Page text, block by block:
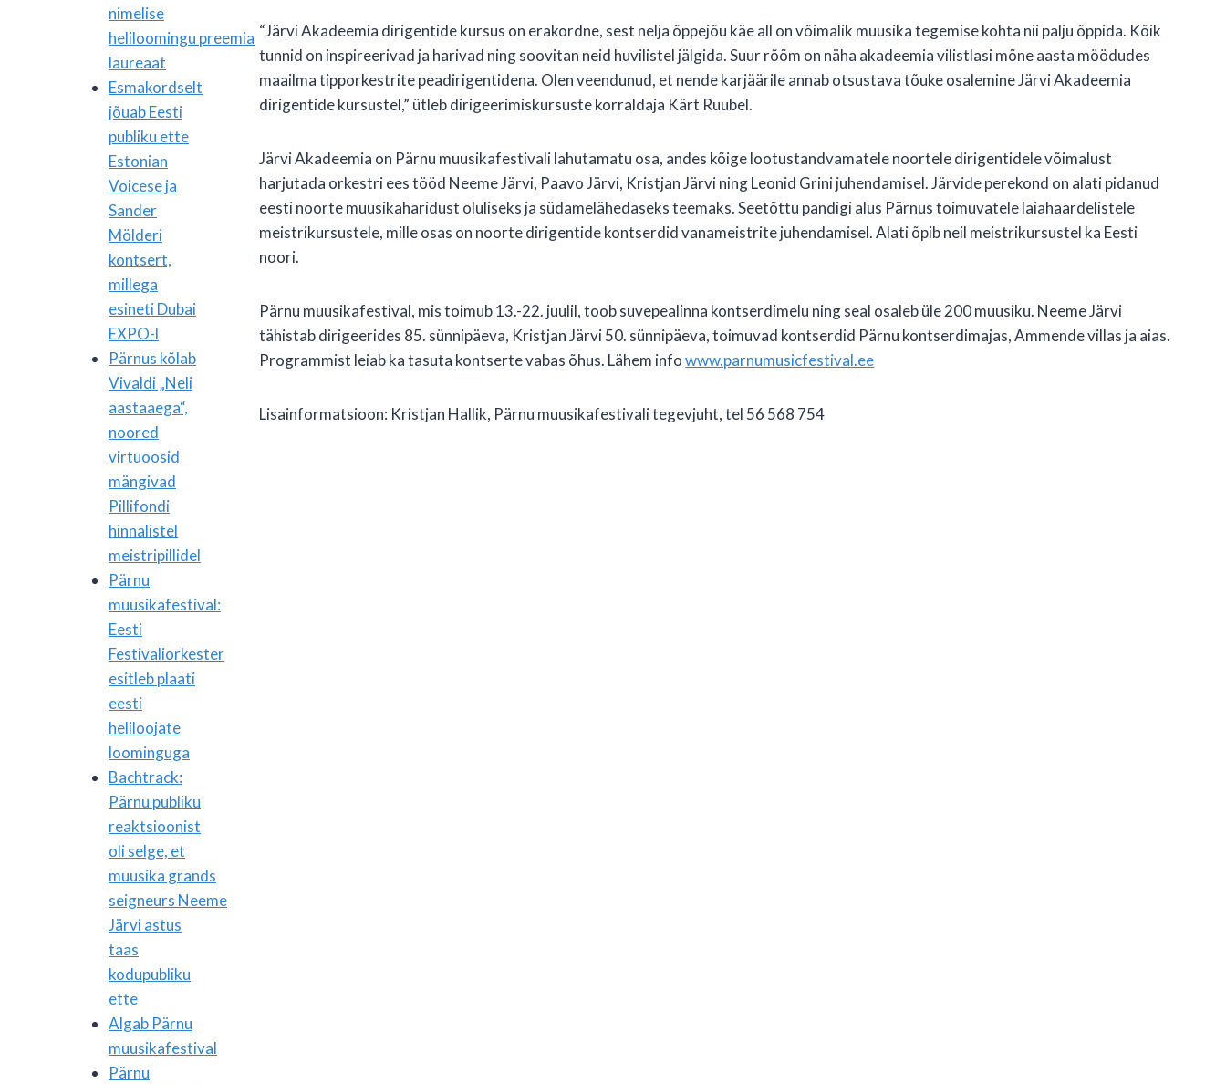
“Järvi Akadeemia dirigentide kursus on erakordne, sest nelja õppejõu käe all on võimalik muusika tegemise kohta nii palju õppida. Kõik
tunnid on inspireerivad ja harivad ning soovitan neid huvilistel jälgida. Suur rõõm on näha akadeemia vilistlasi mõne aasta möödudes
maailma tipporkestrite peadirigentidena. Olen veendunud, et nende karjäärile annab otsustava tõuke osalemine Järvi Akadeemia
dirigentide kursustel,” ütleb dirigeerimiskursuste korraldaja Kärt Ruubel.
Järvi Akadeemia on Pärnu muusikafestivali lahutamatu osa, andes kõige lootustandvamatele noortele dirigentidele võimalust
harjutada orkestri ees tööd Neeme Järvi, Paavo Järvi, Kristjan Järvi ning Leonid Grini juhendamisel. Järvide perekond on alati pidanud
eesti noorte muusikaharidust oluliseks ja südamelähedaseks teemaks. Seetõttu pandigi alus Pärnus toimuvatele laiahaardelistele
meistrikursustele, mille osas on noorte dirigentide kontserdid vanameistrite juhendamisel. Alati õpib neil meistrikursustel ka Eesti
noori.
Pärnu muusikafestival, mis toimub 13.-22. juulil, toob suvepealinna kontserdimelu ning seal osaleb üle 200 muusiku. Neeme Järvi
tähistab dirigeerides 85. sünnipäeva, Kristjan Järvi 50. sünnipäeva, toimuvad kontserdid Pärnu kontserdimajas, Ammende villas ja aias.
Programmist leiab ka tasuta kontserte vabas õhus. Lähem infowww.parnumusicfestival.ee
Lisainformatsioon: Kristjan Hallik, Pärnu muusikafestivali tegevjuht, tel 56 568 754
nimelise
heliloomingu preemia
laureaat
Esmakordselt
jõuab Eesti
publiku ette
Estonian
Voicese ja
Sander
Mölderi
kontsert,
millega
esineti Dubai
EXPO-l
Pärnus kõlab
Vivaldi „Neli
aastaaega“,
noored
virtuoosid
mängivad
Pillifondi
hinnalistel
meistripillidel
Pärnu
muusikafestival:
Eesti
Festivaliorkester
esitleb plaati
eesti
heliloojate
loominguga
Bachtrack:
Pärnu publiku
reaktsioonist
oli selge, et
muusika grands
seigneurs Neeme
Järvi astus
taas
kodupubliku
ette
Algab Pärnu
muusikafestival
Pärnu